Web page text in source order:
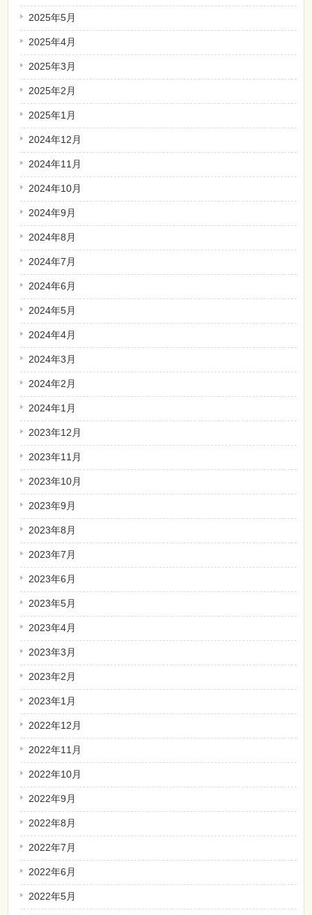
2025年5月
2025年4月
2025年3月
2025年2月
2025年1月
2024年12月
2024年11月
2024年10月
2024年9月
2024年8月
2024年7月
2024年6月
2024年5月
2024年4月
2024年3月
2024年2月
2024年1月
2023年12月
2023年11月
2023年10月
2023年9月
2023年8月
2023年7月
2023年6月
2023年5月
2023年4月
2023年3月
2023年2月
2023年1月
2022年12月
2022年11月
2022年10月
2022年9月
2022年8月
2022年7月
2022年6月
2022年5月